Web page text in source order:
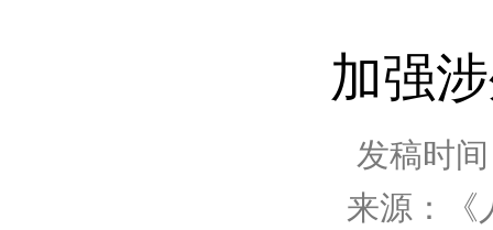
加强
发稿时
来源：《